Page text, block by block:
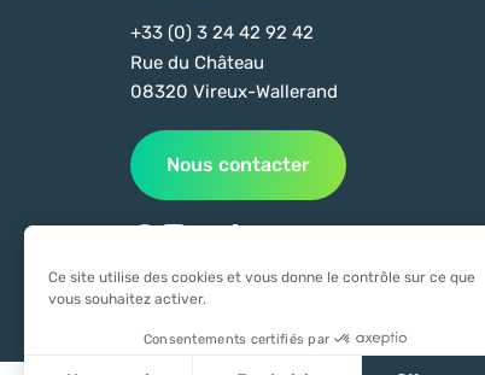
+33 (0) 3 24 42 92 42
Rue du Château
08320 Vireux-Wallerand
Nous contacter
Suivez-nous sur Facebook
Suivez-nous sur Instagram
Suivez-nous sur Youtube
Suivez-nous sur Tiktok
Ce site utilise des cookies et vous donne le contrôle sur ce que
vous souhaitez activer.
Consentements certifiés par